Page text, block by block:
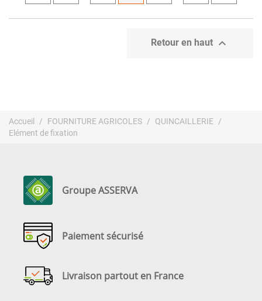
Retour en haut 
Accueil FOURNITURE AGRICOLES
QUINCAILLERIE
Elément de fixation
Groupe ASSERVA
Paiement sécurisé
Livraison partout en France